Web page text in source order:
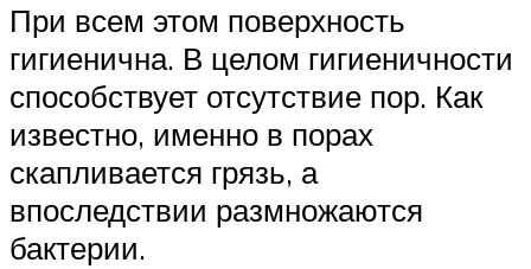
При всем этом поверхность
гигиенична. В целом гигиеничности
способствует отсутствие пор. Как
известно, именно в порах
скапливается грязь, а
впоследствии размножаются
бактерии.